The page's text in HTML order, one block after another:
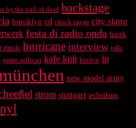
by the trail of dead backstage
brooklyn cd chuck ragan city slang
festa di radio onda frank
music hurricane interview jello
justin sullivan kafe kult london lp
new model army
strom stuttgart technikum